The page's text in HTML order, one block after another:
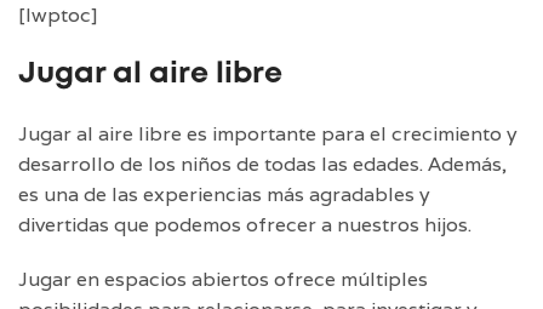
[lwptoc]
Jugar al aire libre
Jugar al aire libre es importante para el crecimiento y
desarrollo de los niños de todas las edades. Además,
es una de las experiencias más agradables y
divertidas que podemos ofrecer a nuestros hijos.
Jugar en espacios abiertos ofrece múltiples